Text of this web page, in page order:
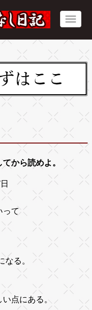
から読めよ。
って
る。
点にある。